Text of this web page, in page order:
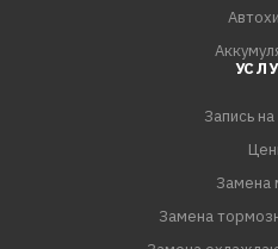
Запись
Замена
Замена